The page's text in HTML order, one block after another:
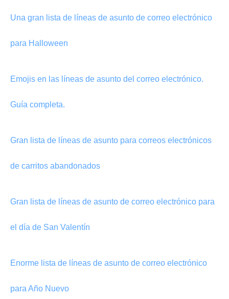
Una gran lista de líneas de asunto de correo electrónico
para Halloween
Emojis en las líneas de asunto del correo electrónico.
Guía completa.
Gran lista de líneas de asunto para correos electrónicos
de carritos abandonados
Gran lista de líneas de asunto de correo electrónico para
el día de San Valentín
Enorme lista de líneas de asunto de correo electrónico
para Año Nuevo